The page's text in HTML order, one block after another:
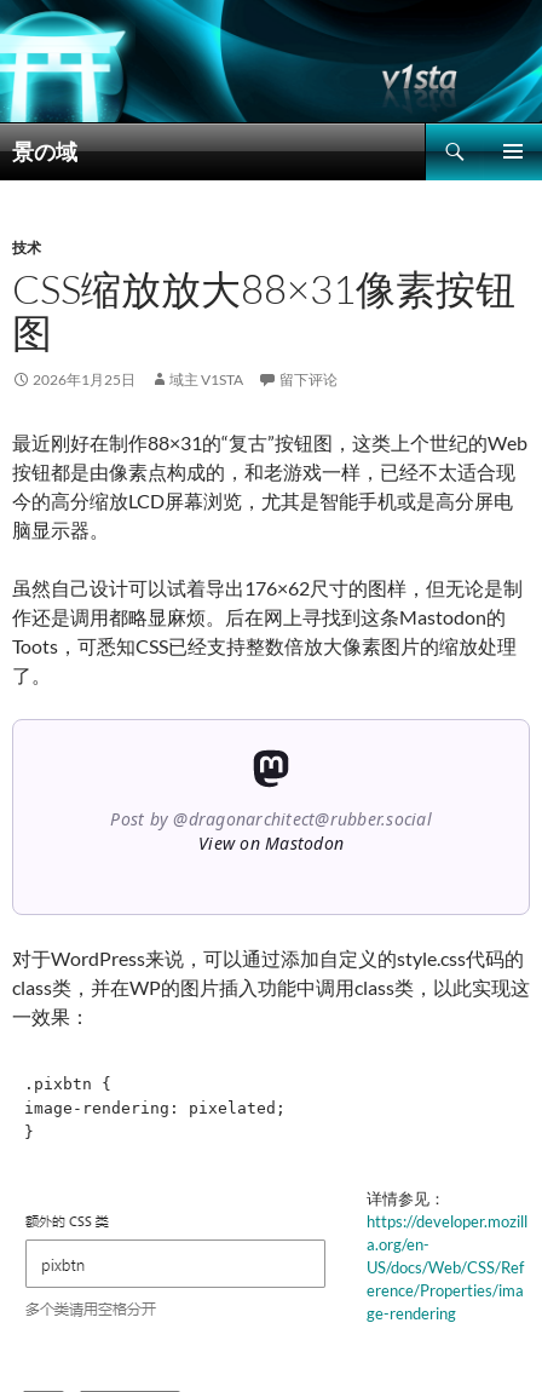
景の域
搜
索
文
技术
CSS缩放放大88×31像素按钮
图
2026年1月25日 域主 V1STA 留下评论
最近刚好在制作88×31的“复古”按钮图，这类上个世纪的Web
按钮都是由像素点构成的，和老游戏一样，已经不太适合现
今的高分缩放LCD屏幕浏览，尤其是智能手机或是高分屏电
脑显示器。
虽然自己设计可以试着导出176×62尺寸的图样，但无论是制
作还是调用都略显麻烦。后在网上寻找到这条Mastodon的
Toots，可悉知CSS已经支持整数倍放大像素图片的缩放处理
了。
Post by @dragonarchitect@rubber.social
View on Mastodon
对于WordPress来说，可以通过添加自定义的style.css代码的
class类，并在WP的图片插入功能中调用class类，以此实现这
一效果：
.pixbtn {
image-rendering: pixelated;
}
详情参见：
https://developer.mozill
a.org/en-
US/docs/Web/CSS/Ref
erence/Properties/ima
ge-rendering